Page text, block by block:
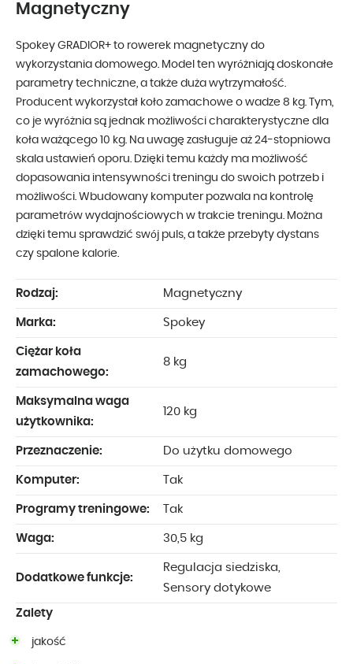
Magnetyczny
Spokey GRADIOR+ to rowerek magnetyczny do
wykorzystania domowego. Model ten wyróżniają doskonałe
parametry techniczne, a także duża wytrzymałość.
Producent wykorzystał koło zamachowe o wadze 8 kg. Tym,
co je wyróżnia są jednak możliwości charakterystyczne dla
koła ważącego 10 kg. Na uwagę zasługuje aż 24-stopniowa
skala ustawień oporu. Dzięki temu każdy ma możliwość
dopasowania intensywności treningu do swoich potrzeb i
możliwości. Wbudowany komputer pozwala na kontrolę
parametrów wydajnościowych w trakcie treningu. Można
dzięki temu sprawdzić swój puls, a także przebyty dystans
czy spalone kalorie.
Rodzaj: Magnetyczny
Marka: Spokey
Ciężar koła
zamachowego:
8 kg
Maksymalna waga
użytkownika:
120 kg
Przeznaczenie: Do użytku domowego
Komputer: Tak
Programy treningowe: Tak
Waga: 30,5 kg
Dodatkowe funkcje:
Regulacja siedziska,
Sensory dotykowe
Zalety
jakość